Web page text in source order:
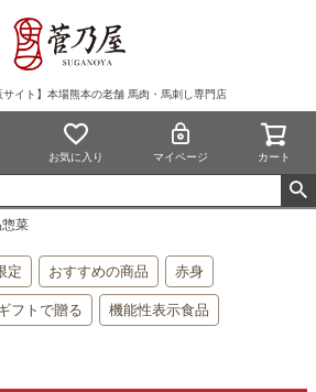
イト】本場熊本の老舗 馬肉・馬刺し専門店
お気に入り マイページ カート
菜
定 おすすめの商品 赤身
フトで贈る 機能性表示食品